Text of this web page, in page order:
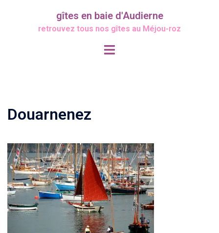
gîtes en baie d'Audierne
retrouvez tous nos gîtes au Méjou-roz
Ouvrir/fermer
Douarnenez